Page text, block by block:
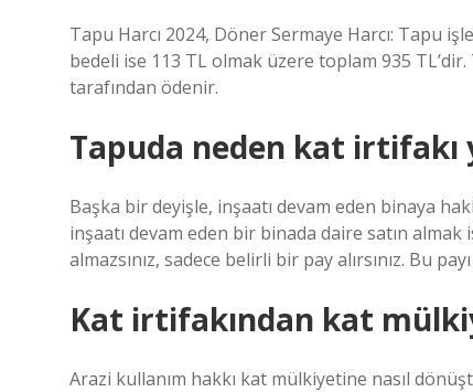
Tapu Harcı 2024, Döner Sermaye Harcı: Tapu
bedeli ise 113 TL olmak üzere toplam 935
tarafından ödenir.
Tapuda neden kat irtifakı
Başka bir deyişle, inşaatı devam eden binaya
inşaatı devam eden bir binada daire satın
almazsınız, sadece belirli bir pay alırsınız. Bu
Kat irtifakından kat
Arazi kullanım hakkı kat mülkiyetine nasıl